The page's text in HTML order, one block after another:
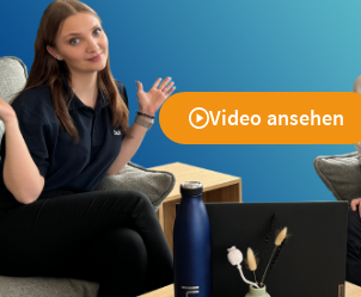
Video ansehen